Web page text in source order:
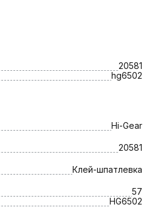
20581
hg6502
Hi-Gear
20581
Клей-шпатлевка
57
HG6502